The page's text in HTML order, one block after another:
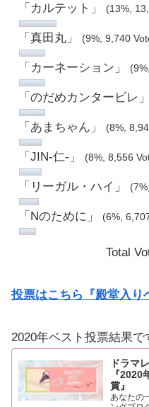
「カルテット」 (13%,
「真田丸」 (9%, 9,740
「カーネーション」
「のだめカンタービレ」
「あまちゃん」 (8%,
「JIN-仁-」 (8%, 8,556
「リーガル・ハイ」
「Nのために」 (6%,
Total
投票はこちら『殿堂入り
2020年ベスト投票結果で
ドラマ
『
賞』
あなたの